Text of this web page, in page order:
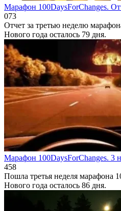
Марафон 100DaysForChanges.
073
Отчет за третью неделю
Нового года осталось 79 дня.
Марафон 100DaysForChanges. 3
458
Пошла третья неделя марафона
Нового года осталось 86 дня.